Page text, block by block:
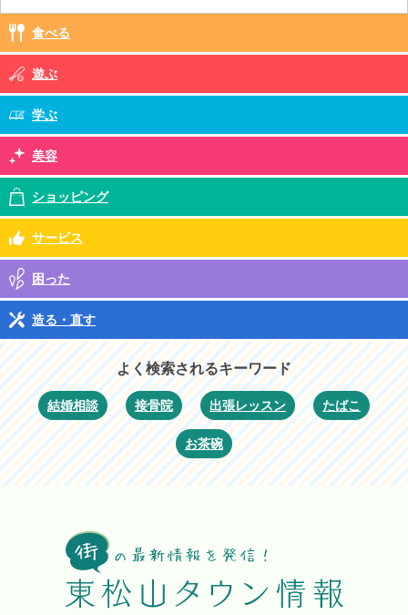
食べる
遊ぶ
学ぶ
美容
ショッピング
サービス
困った
造る・直す
よく検索されるキーワード
結婚相談 接骨院 出張レッスン たばこ
お茶碗